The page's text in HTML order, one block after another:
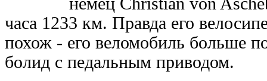
часа 1233 км. Правда его
похож - его веломобиль больше
болид с педальным приводом.